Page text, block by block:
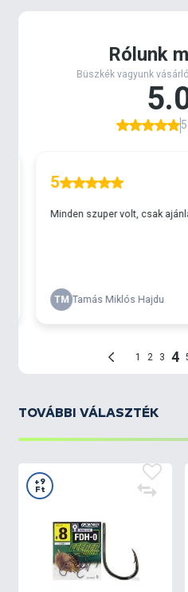
TOVÁBBI VÁLASZTÉK
+9
Ft